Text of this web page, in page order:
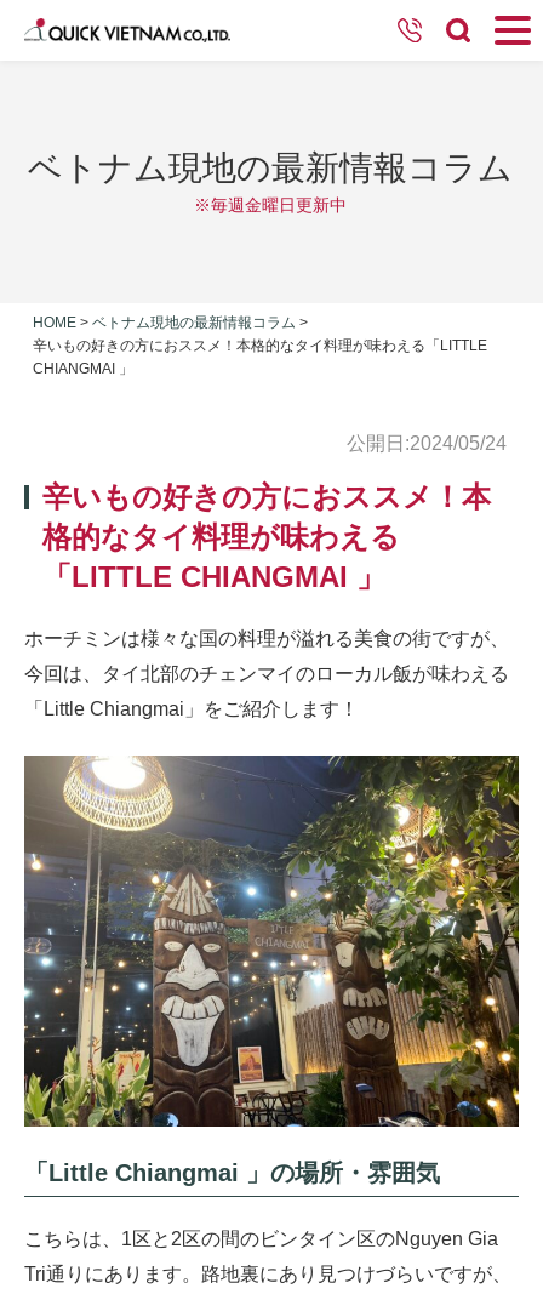
ベトナム現地の最新情報コラム
※毎週金曜日更新中
HOME > ベトナム現地の最新情報コラム >
辛いもの好きの方におススメ！本格的なタイ料理が味わえる「LITTLE
CHIANGMAI 」
公開日:2024/05/24
辛いもの好きの方におススメ！本
格的なタイ料理が味わえる
「LITTLE CHIANGMAI 」
ホーチミンは様々な国の料理が溢れる美食の街ですが、
今回は、タイ北部のチェンマイのローカル飯が味わえる
「Little Chiangmai」をご紹介します！
「Little Chiangmai 」の場所・雰囲気
こちらは、1区と2区の間のビンタイン区のNguyen Gia
Tri通りにあります。路地裏にあり見つけづらいですが、